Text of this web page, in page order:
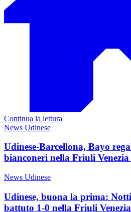
Continua la lettura
News Udinese
Udinese-Barcellona, Bayo
bianconeri nella Friuli
News Udinese
Udinese, buona la prima:
battuto 1-0 nella Friuli